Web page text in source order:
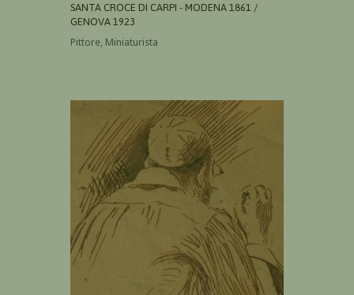
SANTA CROCE DI CARPI - MODENA 1861 /
GENOVA 1923
Pittore, Miniaturista